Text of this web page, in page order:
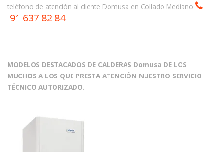
teléfono de atención al cliente Domusa en Collado Mediano
91 637 82 84.
MODELOS DESTACADOS DE CALDERAS Domusa DE LOS
MUCHOS A LOS QUE PRESTA ATENCIÓN NUESTRO SERVICIO
TÉCNICO AUTORIZADO.